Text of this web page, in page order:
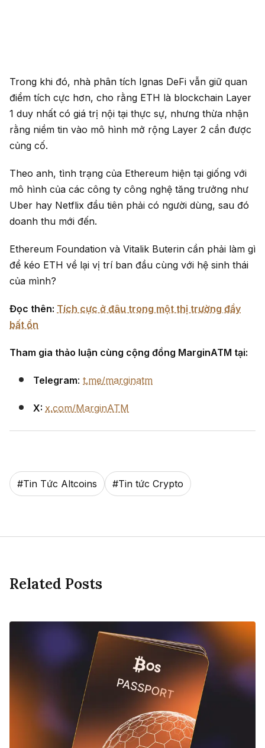
Trong khi đó, nhà phân tích Ignas DeFi vẫn giữ quan
điểm tích cực hơn, cho rằng ETH là blockchain Layer
1 duy nhất có giá trị nội tại thực sự, nhưng thừa nhận
rằng niềm tin vào mô hình mở rộng Layer 2 cần được
củng cố.
Theo anh, tình trạng của Ethereum hiện tại giống với
mô hình của các công ty công nghệ tăng trưởng như
Uber hay Netflix đầu tiên phải có người dùng, sau đó
doanh thu mới đến.
Ethereum Foundation và Vitalik Buterin cần phải làm gì
để kéo ETH về lại vị trí ban đầu cùng với hệ sinh thái
của mình?
Đọc thên: Tích cực ở đâu trong một thị trường đầy
bất ổn
Tham gia thảo luận cùng cộng đồng MarginATM tại:
Telegram: t.me/marginatm
X: x.com/MarginATM
#Tin Tức Altcoins #Tin tức Crypto
Related Posts